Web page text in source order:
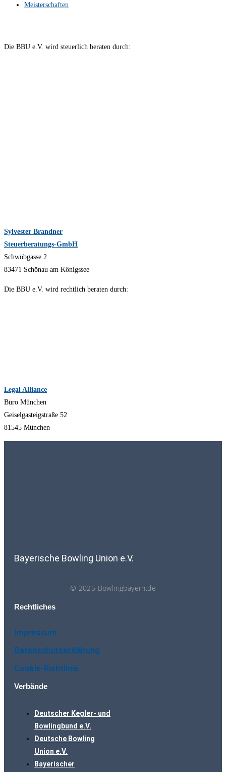
Meisterschaften
Die BBU e.V. wird steuerlich beraten durch:
Sylvester Brandner
Steuerberatungs-GmbH
Schwöbgasse 2
83471 Schönau am Königssee
Die BBU e.V. wird rechtlich beraten durch:
Legal Alliance
Büro München
Geiselgasteigstraße 52
81545 München
Bayerische Bowling Union e.V.
© 2025 Bowlingbayern.de
Rechtliches
Impressum
Datenschutzerklärung
Cookie-Richtlinie
Verbände
Deutscher Kegler- und
Bowlingbund e.V.
Deutsche Bowling
Union e.V.
Bayerischer